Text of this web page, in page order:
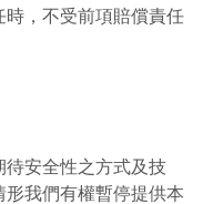
，不受前項賠償責任
待安全性之方式及技
我們有權暫停提供本